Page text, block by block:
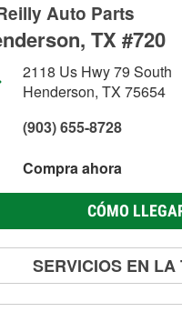
Auto Parts
TX #720
2118 Us Hwy 79 South
Henderson, TX 75654
(903) 655-8728
Compra ahora
CÓMO
SERVICIOS EN LA
Prueba de batería